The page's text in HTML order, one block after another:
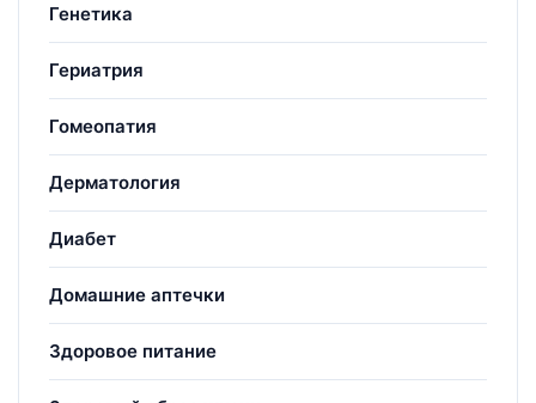
Генетика
Гериатрия
Гомеопатия
Дерматология
Диабет
Домашние аптечки
Здоровое питание